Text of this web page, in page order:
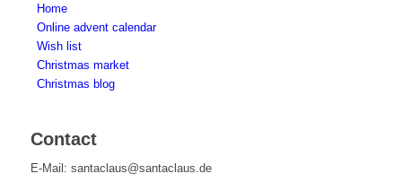
Home
Online advent calendar
Wish list
Christmas market
Christmas blog
Contact
E-Mail: santaclaus@santaclaus.de